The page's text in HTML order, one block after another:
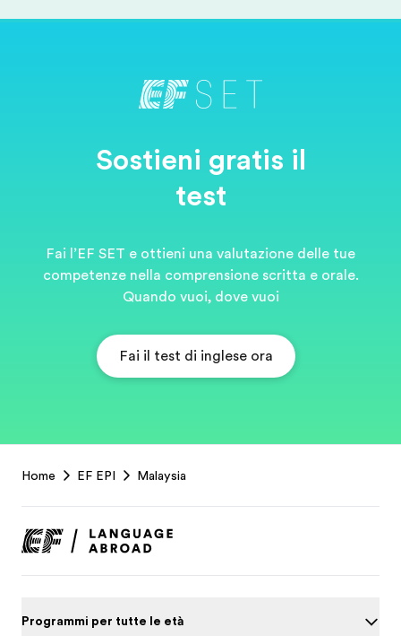
Sostieni gratis il
test
Fai l’EF SET e ottieni una valutazione delle tue
competenze nella comprensione scritta e orale.
Quando vuoi, dove vuoi
Fai il test di inglese ora
Footer
Home EF EPI Malaysia
Programmi per tutte le età